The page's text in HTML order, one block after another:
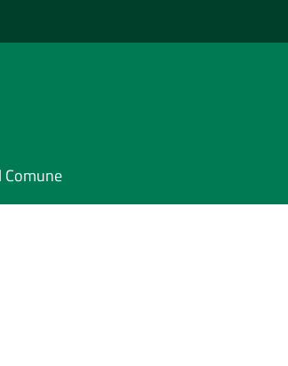
Comune